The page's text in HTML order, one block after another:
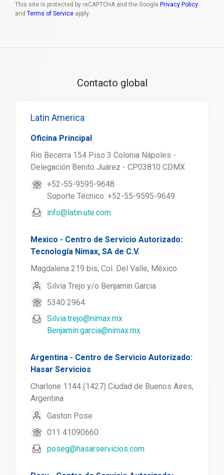
This site is protected by reCAPTCHA and the Google Privacy Policy
and Terms of Service apply.
Contacto global
Latin America
Oficina Principal
Rio Becerra 154 Piso 3 Colonia Nápoles -
Delegación Benito Juárez - CP03810 CDMX
+52-55-9595-9648
Soporte Técnico: +52-55-9595-9649
info@latin.ute.com
Mexico - Centro de Servicio Autorizado:
Tecnología Nimax, SA de C.V.
Magdalena 219 bis, Col. Del Valle, México
Silvia Trejo y/o Benjamin Garcia
5340 2964
Silvia.trejo@nimax.mx
Benjamin.garcia@nimax.mx
Argentina - Centro de Servicio Autorizado:
Hasar Servicios
Charlone 1144 (1427) Ciudad de Buenos Aires,
Argentina
Gaston Pose
011 41090660
poseg@hasarservicios.com